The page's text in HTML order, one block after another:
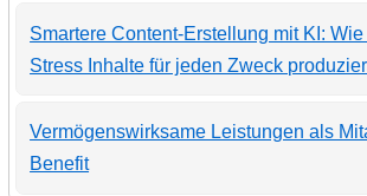
Smartere Content-Erstellung mit KI:
Stress Inhalte für jeden Zweck
Vermögenswirksame Leistungen als
Benefit